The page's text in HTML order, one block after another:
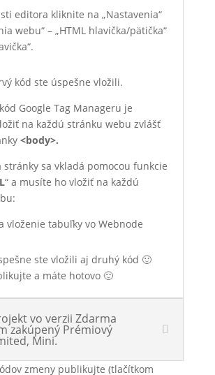
editora kliknite na „Nastavenia“
webu“ – „HTML hlavička/pätička“
kód ste úspešne vložili.
Google Tag Manageru je
na každú stránku webu zvlášť
<body>.
stránky sa vkladá pomocou funkcie
“ a musíte ho vložiť na každú
ste vložili aj druhý kód 🙂
a máte hotovo 🙂
vo verzii Zdarma
zakúpený Prémiový
Mini.
zmeny publikujte (tlačítkom